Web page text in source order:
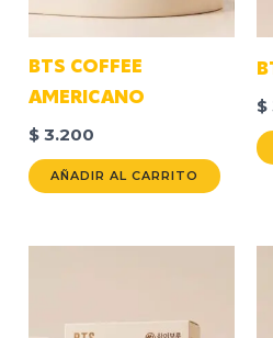
BTS COFFEE
AMERICANO
$ 3.200
AÑADIR AL CARRITO
$